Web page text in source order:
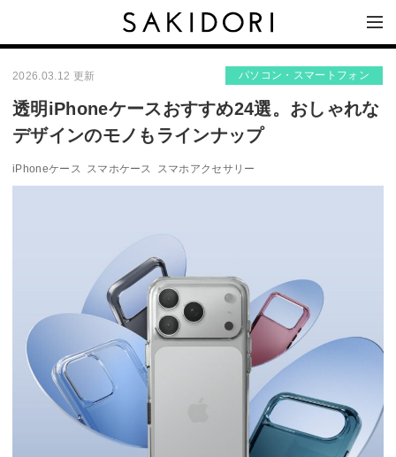
2026.03.12 更新 パソコン・スマートフォン
透明iPhoneケースおすすめ24選。おしゃれな
デザインのモノもラインナップ
iPhoneケース スマホケース スマホアクセサリー